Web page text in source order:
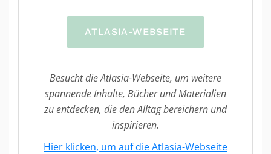
ATLASIA-WEBSEITE
Besucht die Atlasia-Webseite, um weitere
spannende Inhalte, Bücher und Materialien
zu entdecken, die den Alltag bereichern und
inspirieren.
Hier klicken, um auf die Atlasia-Webseite